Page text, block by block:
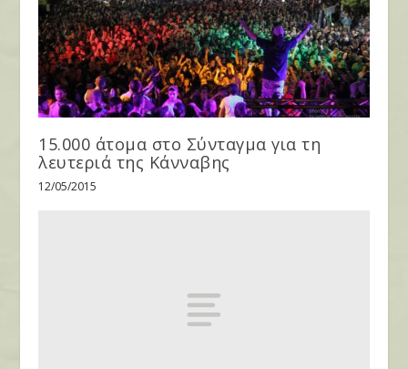
15.000 άτομα στο Σύνταγμα για τη
λευτεριά της Κάνναβης
12/05/2015